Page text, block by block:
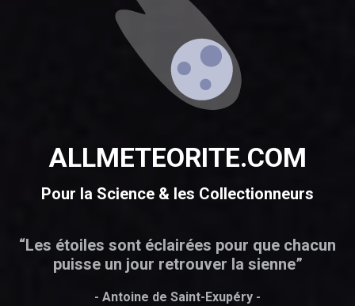
ALLMETEORITE.COM
Pour la Science & les Collectionneurs
“Les étoiles sont éclairées pour que chacun
puisse un jour retrouver la sienne”
- Antoine de Saint-Exupéry -